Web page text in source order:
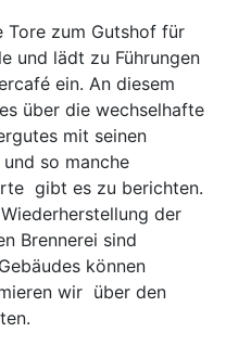
Tore zum Gutshof für
und lädt zu Führungen
ein. An diesem
über die wechselhafte
mit seinen
so manche
gibt es zu berichten.
der
Brennerei sind
können
wir über den